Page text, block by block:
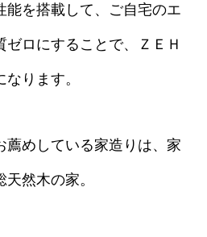
能を搭載して、ご自宅のエ
ゼロにすることで、ＺＥＨ
ります。
薦めしている家造りは、家
然木の家。